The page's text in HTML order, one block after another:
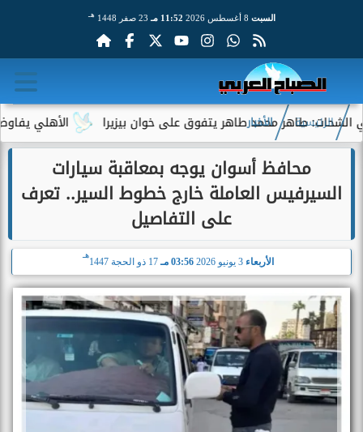
السبت 11:52 مـ 23 صفر 1448 هـ
الأهلي يفاوض أحمد طاهر محمد طاهر يتفوق على خوان بيزيرا
الرئيسية الأخبار
محافظ أسوان يوجه بمعاقبة سيارات
السيرفيس العاملة خارج خطوط السير.. تعرف
على التفاصيل
الأربعاء 03:56 مـ 17 ذو الحجة 1447
هـ